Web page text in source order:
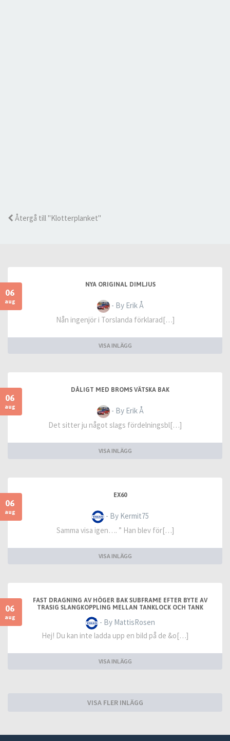
Återgå till "Klotterplanket"
06
aug
NYA ORIGINAL DIMLJUS
- By Erik Å
Nån ingenjör i Torslanda förklarad[…]
VISA INLÄGG
06
aug
DÅLIGT MED BROMS VÄTSKA BAK
- By Erik Å
Det sitter ju något slags fördelningsbl[…]
VISA INLÄGG
06
aug
EX60
- By Kermit75
Samma visa igen…. ” Han blev för[…]
VISA INLÄGG
06
aug
FAST DRAGNING AV HÖGER BAK SUBFRAME EFTER BYTE AV
TRASIG SLANGKOPPLING MELLAN TANKLOCK OCH TANK
- By MattisRosen
Hej! Du kan inte ladda upp en bild på de &o[…]
VISA INLÄGG
VISA FLER INLÄGG